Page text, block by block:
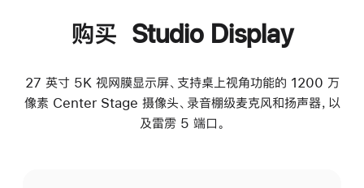
购买 Studio Display
27 英寸 5K 视网膜显示屏、支持桌上视角功能的 1200 万
像素 Center Stage 摄像头、录音棚级麦克风和扬声器，以
及雷雳 5 端口。